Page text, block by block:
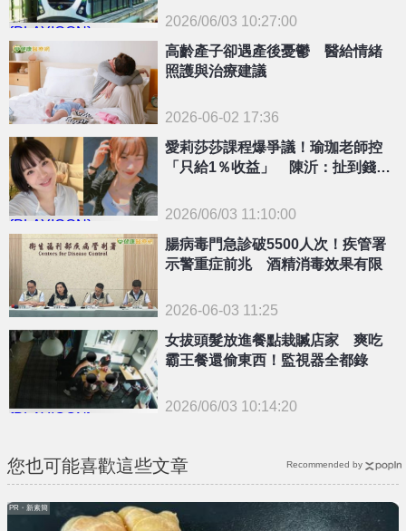
{PLAYICON}
2026/06/03 10:27:00
高齡產子卻遇產後憂鬱 醫給情緒
照護與治療建議
2026-06-02 17:36
{PLAYICON}
愛莉莎莎課程爆爭議！瑜珈老師控
「只給1％收益」 陳沂：扯到錢就
2026/06/03 11:10:00
腸病毒門急診破5500人次！疾管署
示警重症前兆 酒精消毒效果有限
2026-06-03 11:25
{PLAYICON}
女拔頭髮放進餐點栽贓店家 爽吃
霸王餐還偷東西！監視器全都錄
2026/06/03 10:14:20
您也可能喜歡這些文章
PR・新素簡
Recommended by